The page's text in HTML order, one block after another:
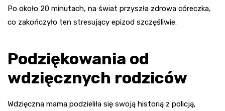
Po około 20 minutach, na świat przyszła zdrowa córeczka,
co zakończyło ten stresujący epizod szczęśliwie.
Podziękowania od
wdzięcznych rodziców
Wdzięczna mama podzieliła się swoją historią z policją,